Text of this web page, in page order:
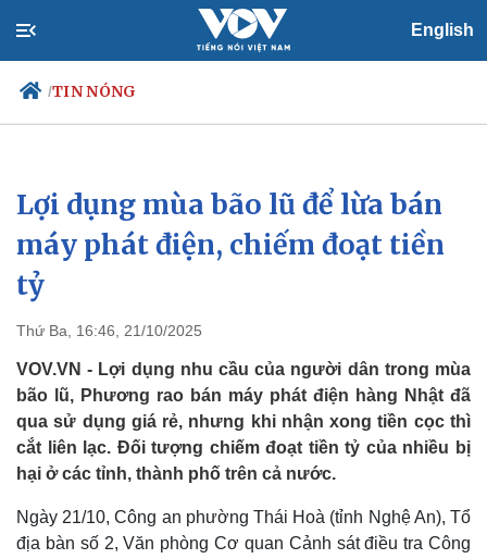
English
/TIN NÓNG
Chính trị
Đảng
Tổ chức nhân sự
Quốc hội
Nhận diện sự thật
Xã hội
Tin 24h
Dự báo thời tiết
Lợi dụng mùa bão lũ để lừa bán
máy phát điện, chiếm đoạt tiền
tỷ
Thứ Ba, 16:46, 21/10/2025
VOV.VN - Lợi dụng nhu cầu của người dân trong mùa
bão lũ, Phương rao bán máy phát điện hàng Nhật đã
qua sử dụng giá rẻ, nhưng khi nhận xong tiền cọc thì
cắt liên lạc. Đối tượng chiếm đoạt tiền tỷ của nhiều bị
hại ở các tỉnh, thành phố trên cả nước.
Ngày 21/10, Công an phường Thái Hoà (tỉnh Nghệ An), Tổ
địa bàn số 2, Văn phòng Cơ quan Cảnh sát điều tra Công